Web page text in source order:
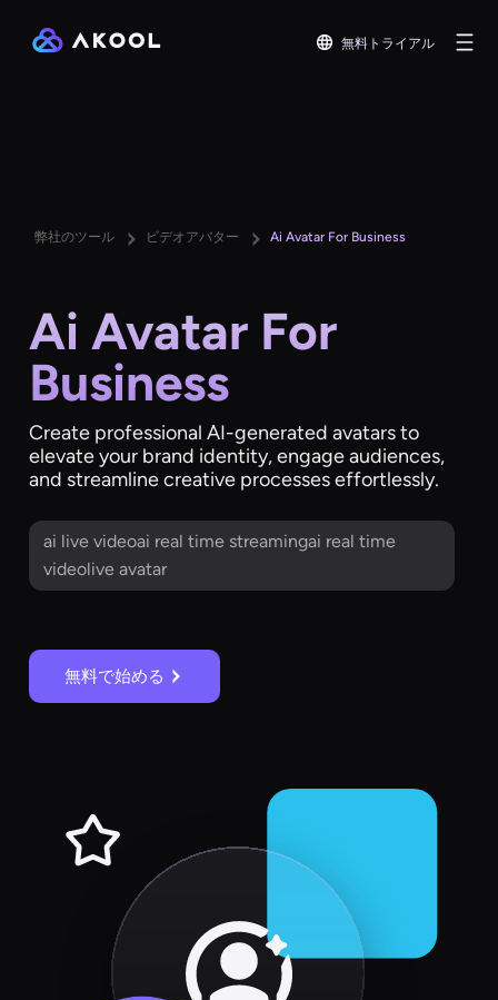
無料トライアル
弊社のツール ビデオアバター Ai Avatar For Business
Ai Avatar For
Business
Create professional AI-generated avatars to
elevate your brand identity, engage audiences,
and streamline creative processes effortlessly.
ai live videoai real time streamingai real time
videolive avatar
無料で始める